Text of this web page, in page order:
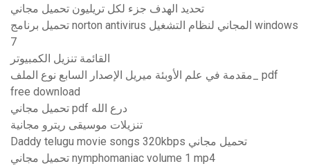
تحديد الهدف جزء لكل تريليون تحميل مجاني
تحميل برنامج norton antivirus المجاني لنظام التشغيل windows
7
القائمة تنزيل الكمبيوتر
مقدمة في علم الأوبئة ميريل الإصدار السابع نوع الملف_ pdf
free download
تحميل مجاني pdf درع الله
تنزيلات موسيقى ريترو مجانية
Daddy telugu movie songs 320kbps تحميل مجاني
تحميل مجاني nymphomaniac volume 1 mp4